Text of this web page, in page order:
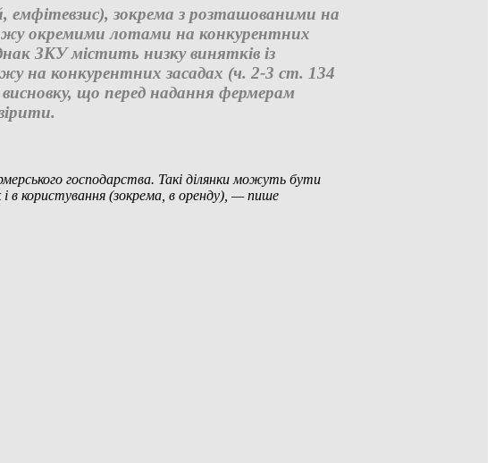
емфітевзис), зокрема з розташованими на
окремими лотами на конкурентних
ЗКУ містить низку винятків із
на конкурентних засадах (ч. 2-3 ст. 134
що перед надання фермерам
господарства. Такі ділянки можуть бути
і в користування (зокрема, в оренду), — пише